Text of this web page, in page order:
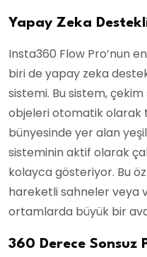
Yapay Zeka
Insta360 Flow Pro’nun
biri de yapay zeka
sistemi. Bu sistem,
objeleri otomatik olarak
bünyesinde yer alan
sisteminin aktif olarak
kolayca gösteriyor. Bu
hareketli sahneler veya
ortamlarda büyük bir
360 Derece Sonsuz